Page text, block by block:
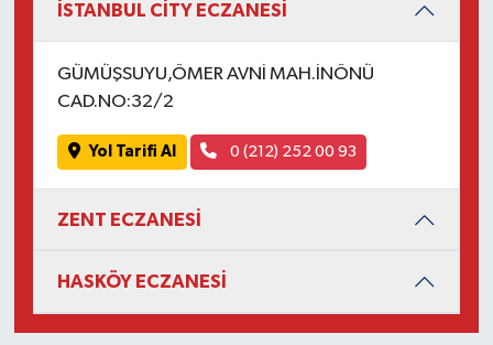
İSTANBUL CİTY ECZANESİ
GÜMÜŞSUYU,ÖMER AVNİ MAH.İNÖNÜ
CAD.NO:32/2
Yol Tarifi Al 0 (212) 252 00 93
ZENT ECZANESİ
HASKÖY ECZANESİ